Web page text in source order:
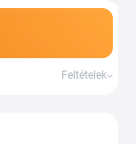
Feltételek